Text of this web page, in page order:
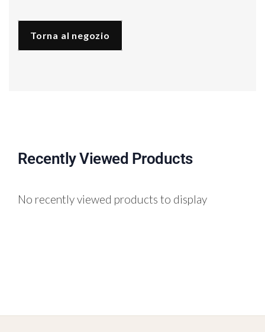
Torna al negozio
Recently Viewed Products
No recently viewed products to display